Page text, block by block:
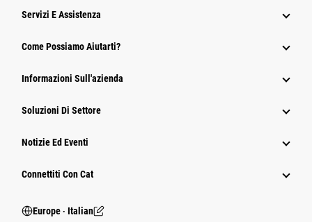
Servizi E Assistenza
Come Possiamo Aiutarti?
Informazioni Sull'azienda
Soluzioni Di Settore
Notizie Ed Eventi
Connettiti Con Cat
Europe ‧ Italian